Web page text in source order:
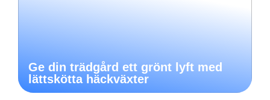
Ge din trädgård ett grönt lyft med
lättskötta häckväxter